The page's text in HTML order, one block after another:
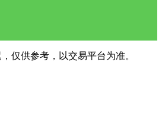
仅供参考，以交易平台为准。